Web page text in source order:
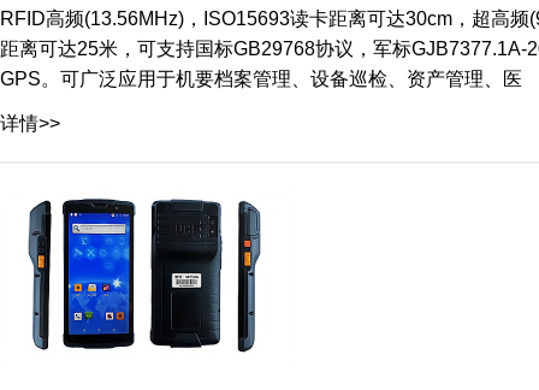
RFID高频(13.56MHz)，ISO15693读卡距离可达30cm，超高
距离可达25米，可支持国标GB29768协议，军标
GPS。可广泛应用于机要档案管理、设备巡检、资产管理、医
详情>>